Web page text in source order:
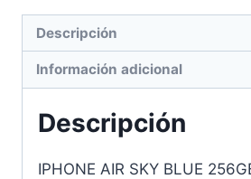
Descripción
Información adicional
Descripción
IPHONE AIR SKY BLUE